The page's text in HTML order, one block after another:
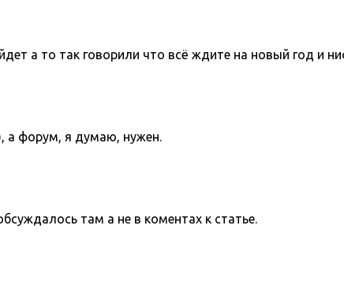
а то так говорили что всё ждите на новый год и
а форум, я думаю, нужен.
там а не в коментах к статье.